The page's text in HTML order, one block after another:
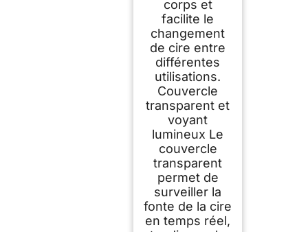
corps et
facilite le
changement
de cire entre
différentes
utilisations.
Couvercle
transparent et
voyant
lumineux Le
couvercle
transparent
permet de
surveiller la
fonte de la cire
en temps réel,